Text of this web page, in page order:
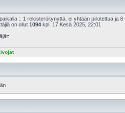
:: 1 rekisteröitynyttä, ei yhtään piilotettua ja
on ollut 1094 kpl, 17 Kesä 2025, 22:01